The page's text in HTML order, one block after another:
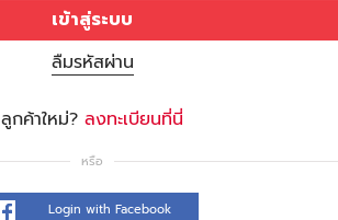
เข้าสู่ระบบ
ลืมรหัสผ่าน
ลูกค้าใหม่? ลงทะเบียนที่นี่
หรือ
Login with Facebook